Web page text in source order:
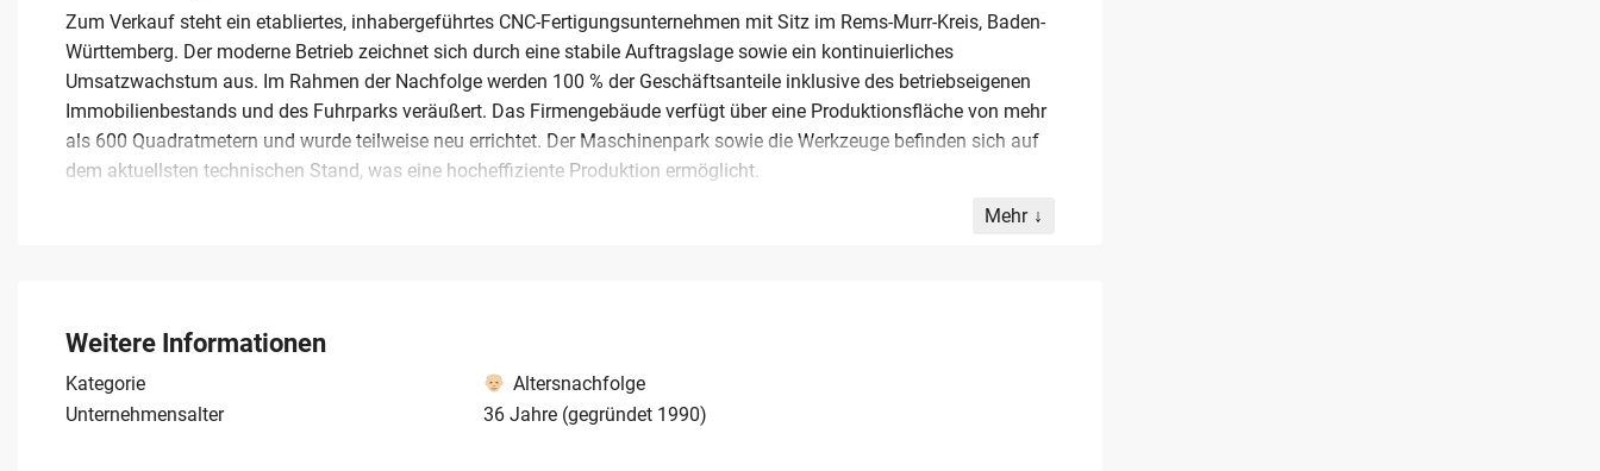
Zum Verkauf steht ein etabliertes, inhabergeführtes CNC-Fertigungsunternehmen mit Sitz im Rems-Murr-Kreis, Baden-
Württemberg. Der moderne Betrieb zeichnet sich durch eine stabile Auftragslage sowie ein kontinuierliches
Umsatzwachstum aus. Im Rahmen der Nachfolge werden 100 % der Geschäftsanteile inklusive des betriebseigenen
Immobilienbestands und des Fuhrparks veräußert. Das Firmengebäude verfügt über eine Produktionsfläche von mehr
als 600 Quadratmetern und wurde teilweise neu errichtet. Der Maschinenpark sowie die Werkzeuge befinden sich auf
dem aktuellsten technischen Stand, was eine hocheffiziente Produktion ermöglicht.
moderne Infrastruktur und gewachsene Kundenbeziehungen sofort übernommen werden kann. Die Kombination aus
technischer Exzellenz und regionaler Verwurzelung macht dieses Angebot zu einer attraktiven Investitionsmöglichkeit
in der Industrie- und Produktionsbranche.
Mehr
Weitere Informationen
Kategorie
Altersnachfolge
Unternehmensalter
36 Jahre (gegründet 1990)